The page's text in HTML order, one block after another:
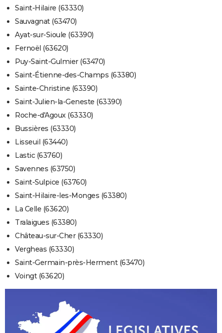
Saint-Hilaire (63330)
Sauvagnat (63470)
Ayat-sur-Sioule (63390)
Fernoël (63620)
Puy-Saint-Gulmier (63470)
Saint-Étienne-des-Champs (63380)
Sainte-Christine (63390)
Saint-Julien-la-Geneste (63390)
Roche-d'Agoux (63330)
Bussières (63330)
Lisseuil (63440)
Lastic (63760)
Savennes (63750)
Saint-Sulpice (63760)
Saint-Hilaire-les-Monges (63380)
La Celle (63620)
Tralaigues (63380)
Château-sur-Cher (63330)
Vergheas (63330)
Saint-Germain-près-Herment (63470)
Voingt (63620)